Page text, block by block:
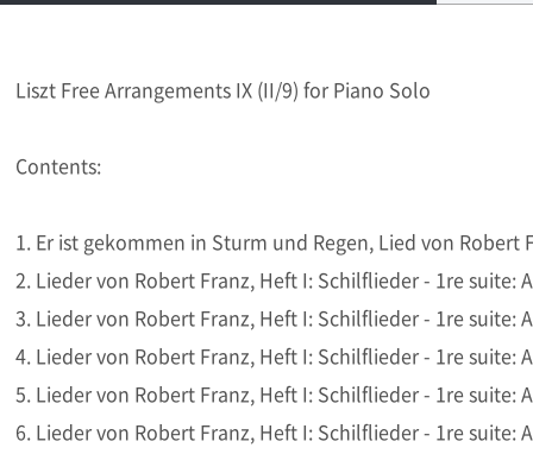
Liszt Free Arrangements IX (II/9) for Piano Solo
Contents:
1. Er ist gekommen in Sturm und Regen, Lied von Robert
2. Lieder von Robert Franz, Heft I: Schilflieder - 1re
3. Lieder von Robert Franz, Heft I: Schilflieder - 1re
4. Lieder von Robert Franz, Heft I: Schilflieder - 1re
5. Lieder von Robert Franz, Heft I: Schilflieder - 1re
6. Lieder von Robert Franz, Heft I: Schilflieder - 1re